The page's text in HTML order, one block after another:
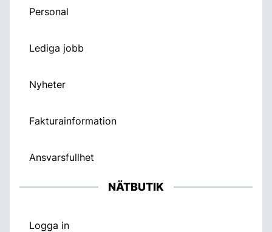
Personal
Lediga jobb
Nyheter
Fakturainformation
Ansvarsfullhet
NÄTBUTIK
Logga in